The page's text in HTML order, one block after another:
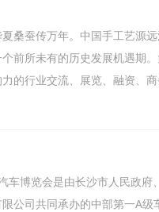
夏桑蚕传万年。中国手工艺
前所未有的历史发展机遇期
的行业交流、展览、融资、
车博览会是由长沙市人民政
公司共同承办的中部第一A级